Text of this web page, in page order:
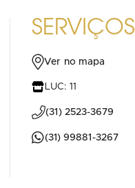
SERVIÇOS
Ver no mapa
LUC: 11
(31) 2523-3679
(31) 99881-3267